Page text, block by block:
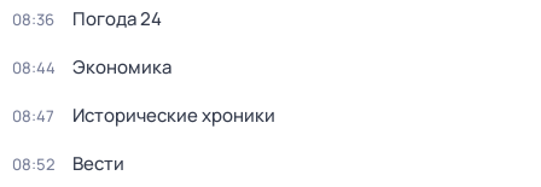
08:36 Погода 24
08:44 Экономика
08:47 Исторические хроники
08:52 Вести